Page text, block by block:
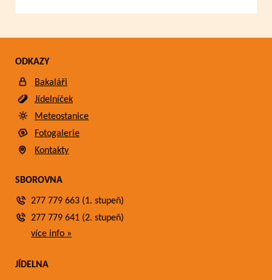
ODKAZY
Bakaláři
Jídelníček
Meteostanice
Fotogalerie
Kontakty
SBOROVNA
277 779 663 (1. stupeň)
277 779 641 (2. stupeň)
více info »
JÍDELNA